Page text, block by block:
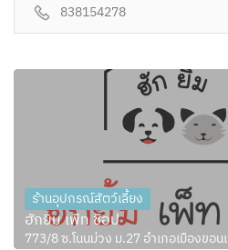
838154278
ร้านอุปกรณ์สัตว์เลี้ยง
ฮักยิ้ม เพ็ท ช็อป
773/8 ซ.โนนม่วง ม.27 อำเภอเมืองขอ